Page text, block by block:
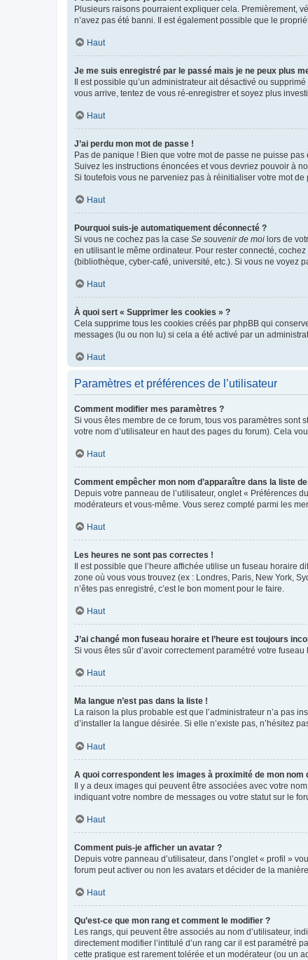
Plusieurs raisons pourraient expliquer cela. Premièrement,
n’avez pas été banni. Il est également possible que le
Haut
Je me suis enregistré par le passé mais je ne peux plus
Il est possible qu’un administrateur ait désactivé ou
vous arrive, tentez de vous ré-enregistrer et soyez plus
Haut
J’ai perdu mon mot de passe !
Pas de panique ! Bien que votre mot de passe ne puisse
Suivez les instructions énoncées et vous devriez pouvoir à
Si toutefois vous ne parveniez pas à réinitialiser votre mot
Haut
Pourquoi suis-je automatiquement déconnecté ?
Si vous ne cochez pas la case Se souvenir de moi lors de
en utilisant le même ordinateur. Pour rester connecté, cochez
(bibliothèque, cyber-café, université, etc.). Si vous ne voyez
Haut
À quoi sert « Supprimer les cookies » ?
Cela supprime tous les cookies créés par phpBB qui
messages (lu ou non lu) si cela a été activé par un
Haut
Paramètres et préférences de l’utilisateur
Comment modifier mes paramètres ?
Si vous êtes membre de ce forum, tous vos paramètres sont
votre nom d’utilisateur en haut des pages du forum). Cela
Haut
Comment empêcher mon nom d’apparaître dans la liste
Depuis votre panneau de l’utilisateur, onglet « Préférences
modérateurs et vous-même. Vous serez compté parmi les
Haut
Les heures ne sont pas correctes !
Il est possible que l’heure affichée utilise un fuseau horaire
zone où vous vous trouvez (ex : Londres, Paris, New York,
n’êtes pas enregistré, c’est le bon moment pour le faire.
Haut
J’ai changé mon fuseau horaire et l’heure est toujours
Si vous êtes sûr d’avoir correctement paramétré votre
Haut
Ma langue n’est pas dans la liste !
La raison la plus probable est que l’administrateur n’a pas
d’installer la langue désirée. Si elle n’existe pas, n’hésitez
Haut
A quoi correspondent les images à proximité de mon nom
Il y a deux images qui peuvent être associées avec votre
indiquant votre nombre de messages ou votre statut sur le
Haut
Comment puis-je afficher un avatar ?
Depuis votre panneau d’utilisateur, dans l’onglet « profil »
forum peut activer ou non les avatars et décider de la
Haut
Qu’est-ce que mon rang et comment le modifier ?
Les rangs, qui peuvent être associés au nom d’utilisateur,
directement modifier l’intitulé d’un rang car il est paramétré
cette pratique est rarement tolérée et un modérateur (ou un